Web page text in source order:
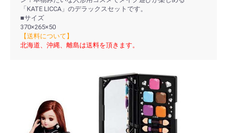
「KATE LICCA」のデラックスセットです。
■サイズ
370×265×50
【送料について】
北海道、沖縄、離島は送料を頂きます。